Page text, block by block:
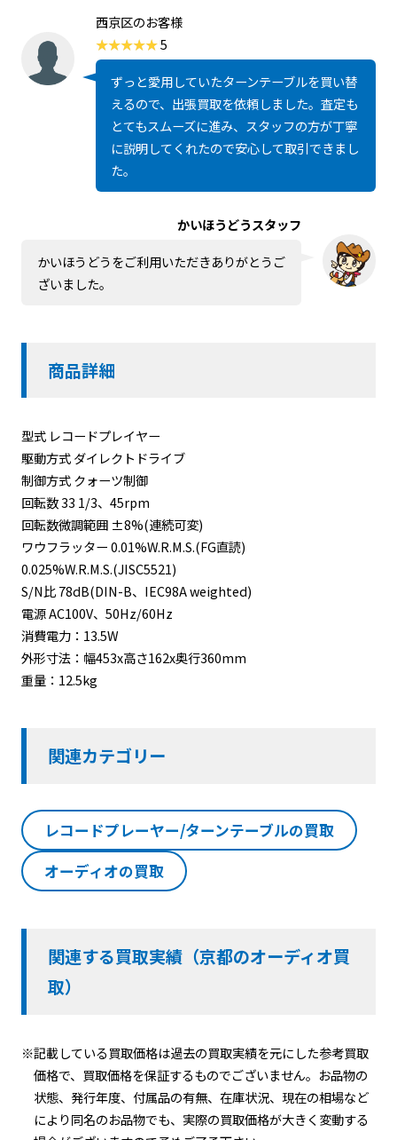
西京区のお客様
5
ずっと愛用していたターンテーブルを買い替
えるので、出張買取を依頼しました。査定も
とてもスムーズに進み、スタッフの方が丁寧
に説明してくれたので安心して取引できまし
た。
かいほうどうスタッフ
かいほうどうをご利用いただきありがとうご
ざいました。
商品詳細
型式 レコードプレイヤー
駆動方式 ダイレクトドライブ
制御方式 クォーツ制御
回転数 33 1/3、45rpm
回転数微調範囲 ±8%(連続可変)
ワウフラッター 0.01%W.R.M.S.(FG直読)
0.025%W.R.M.S.(JISC5521)
S/N比 78dB(DIN-B、IEC98A weighted)
電源 AC100V、50Hz/60Hz
消費電力：13.5W
外形寸法：幅453x高さ162x奥行360mm
重量：12.5kg
関連カテゴリー
レコードプレーヤー/ターンテーブルの買取
オーディオの買取
関連する買取実績（京都のオーディオ買
取）
※記載している買取価格は過去の買取実績を元にした参考買取
価格で、買取価格を保証するものでございません。お品物の
状態、発行年度、付属品の有無、在庫状況、現在の相場など
により同名のお品物でも、実際の買取価格が大きく変動する